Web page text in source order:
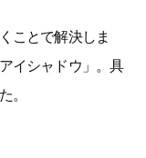
ことで解決しま
イシャドウ」。具
。